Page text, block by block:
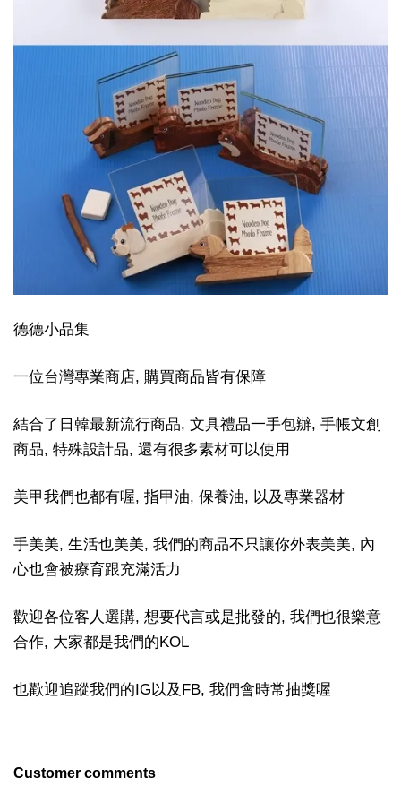
德德小品集
一位台灣專業商店, 購買商品皆有保障
結合了日韓最新流行商品, 文具禮品一手包辦, 手帳文創
商品, 特殊設計品, 還有很多素材可以使用
美甲我們也都有喔, 指甲油, 保養油, 以及專業器材
手美美, 生活也美美, 我們的商品不只讓你外表美美, 內
心也會被療育跟充滿活力
歡迎各位客人選購, 想要代言或是批發的, 我們也很樂意
合作, 大家都是我們的KOL
也歡迎追蹤我們的IG以及FB, 我們會時常抽獎喔
Customer comments